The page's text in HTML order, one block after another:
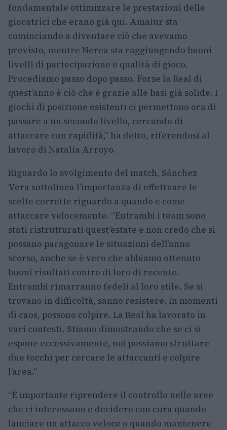
fondamentale ottimizzare le prestazioni delle
giocatrici che erano già qui. Amaiur sta
cominciando a diventare ciò che avevamo
previsto, mentre Nerea sta raggiungendo buoni
livelli di partecipazione e qualità di gioco.
Procediamo passo dopo passo. Forse la Real di
quest’anno è ciò che è grazie alle basi già solide. I
giochi di posizione esistenti ci permettono ora di
passare a un secondo livello, cercando di
attaccare con rapidità,” ha detto, riferendosi al
lavoro di Natalia Arroyo.
Riguardo lo svolgimento del match, Sánchez
Vera sottolinea l’importanza di effettuare le
scelte corrette riguardo a quando e come
attaccare velocemente. “Entrambi i team sono
stati ristrutturati quest’estate e non credo che si
possano paragonare le situazioni dell’anno
scorso, anche se è vero che abbiamo ottenuto
buoni risultati contro di loro di recente.
Entrambi rimarranno fedeli al loro stile. Se si
trovano in difficoltà, sanno resistere. In momenti
di caos, possono colpire. La Real ha lavorato in
vari contesti. Stiamo dimostrando che se ci si
espone eccessivamente, noi possiamo sfruttare
due tocchi per cercare le attaccanti e colpire
l’area.”
“È importante riprendere il controllo nelle aree
che ci interessano e decidere con cura quando
lanciare un attacco veloce o quando mantenere